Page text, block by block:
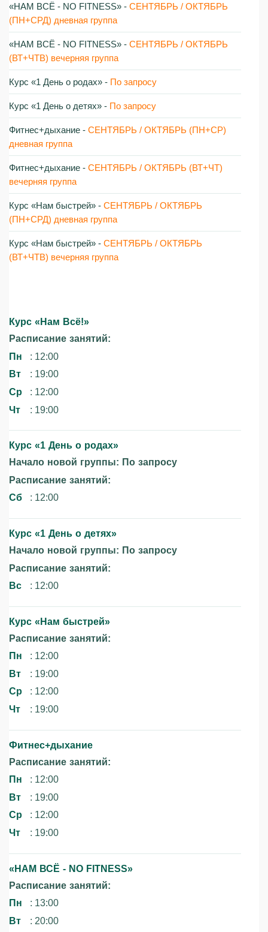
«НАМ ВСЁ - NO FITNESS»‎ - СЕНТЯБРЬ / ОКТЯБРЬ
(ПН+СРД) дневная группа
«НАМ ВСЁ - NO FITNESS»‎ - СЕНТЯБРЬ / ОКТЯБРЬ
(ВТ+ЧТВ) вечерняя группа
Курс «1 День о родах»‎ - По запросу
Курс «1 День о детях»‎ - По запросу
Фитнес+дыхание - СЕНТЯБРЬ / ОКТЯБРЬ (ПН+СР)
дневная группа
Фитнес+дыхание - СЕНТЯБРЬ / ОКТЯБРЬ (ВТ+ЧТ)
вечерняя группа
Курс «Нам быстрей»‎ - СЕНТЯБРЬ / ОКТЯБРЬ
(ПН+СРД) дневная группа
Курс «Нам быстрей»‎ - СЕНТЯБРЬ / ОКТЯБРЬ
(ВТ+ЧТВ) вечерняя группа
Курс «Нам Всё!»‎
Расписание занятий:
Пн
: 12:00
Вт
: 19:00
Ср
: 12:00
Чт
: 19:00
Курс «1 День о родах»‎
Начало новой группы: По запросу
Расписание занятий:
Сб
: 12:00
Курс «1 День о детях»‎
Начало новой группы: По запросу
Расписание занятий:
Вс
: 12:00
Курс «Нам быстрей»‎
Расписание занятий:
Пн
: 12:00
Вт
: 19:00
Ср
: 12:00
Чт
: 19:00
Фитнес+дыхание
Расписание занятий:
Пн
: 12:00
Вт
: 19:00
Ср
: 12:00
Чт
: 19:00
«НАМ ВСЁ - NO FITNESS»‎
Расписание занятий:
Пн
: 13:00
Вт
: 20:00